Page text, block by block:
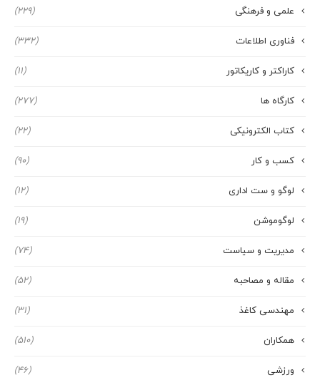
علمی و فرهنگی (229)
فناوری اطلاعات (332)
کاراکتر و کاریکاتور (11)
کارگاه ها (277)
کتاب الکترونیکی (22)
کسب و کار (90)
لوگو و ست اداری (12)
لوگوموشن (19)
مدیریت و سیاست (74)
مقاله و مصاحبه (52)
مهندسی کاغذ (31)
همکاران (510)
ورزشی (46)